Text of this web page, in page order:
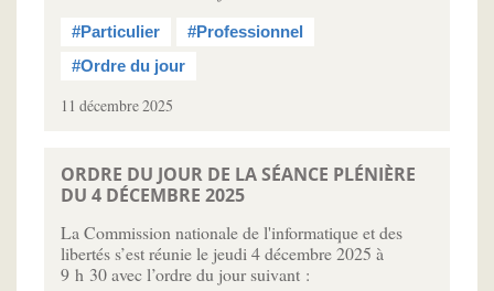
#Particulier
#Professionnel
#Ordre du jour
11 décembre 2025
ORDRE DU JOUR DE LA SÉANCE PLÉNIÈRE
DU 4 DÉCEMBRE 2025
La Commission nationale de l'informatique et des
libertés s’est réunie le jeudi 4 décembre 2025 à
9 h 30 avec l’ordre du jour suivant :